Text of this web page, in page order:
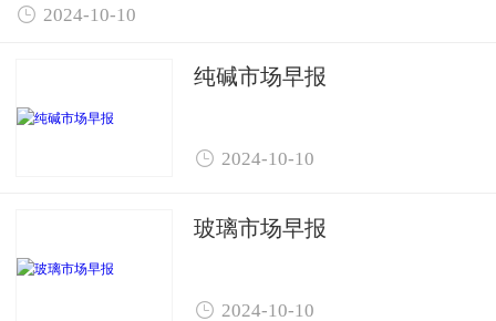
 2024-10-10
纯碱市场早报
 2024-10-10
玻璃市场早报
 2024-10-10